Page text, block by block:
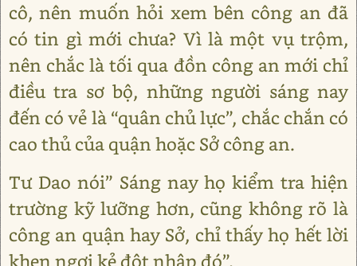
cô, nên muốn hỏi xem bên công an đã
có tin gì mới chưa? Vì là một vụ trộm,
nên chắc là tối qua đồn công an mới chỉ
điều tra sơ bộ, những người sáng nay
đến có vẻ là “quân chủ lực”, chắc chắn có
cao thủ của quận hoặc Sở công an.
Tư Dao nói” Sáng nay họ kiểm tra hiện
trường kỹ lưỡng hơn, cũng không rõ là
công an quận hay Sở, chỉ thấy họ hết lời
khen ngợi kẻ đột nhập đó”.